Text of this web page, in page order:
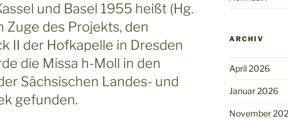
und Basel 1955 heißt (Hg.
Zuge des Projekts, den
II der Hofkapelle in Dresden
die Missa h-Moll in den
Sächsischen Landes- und
gefunden.
ARCHIV
April 2026
Januar 2026
November